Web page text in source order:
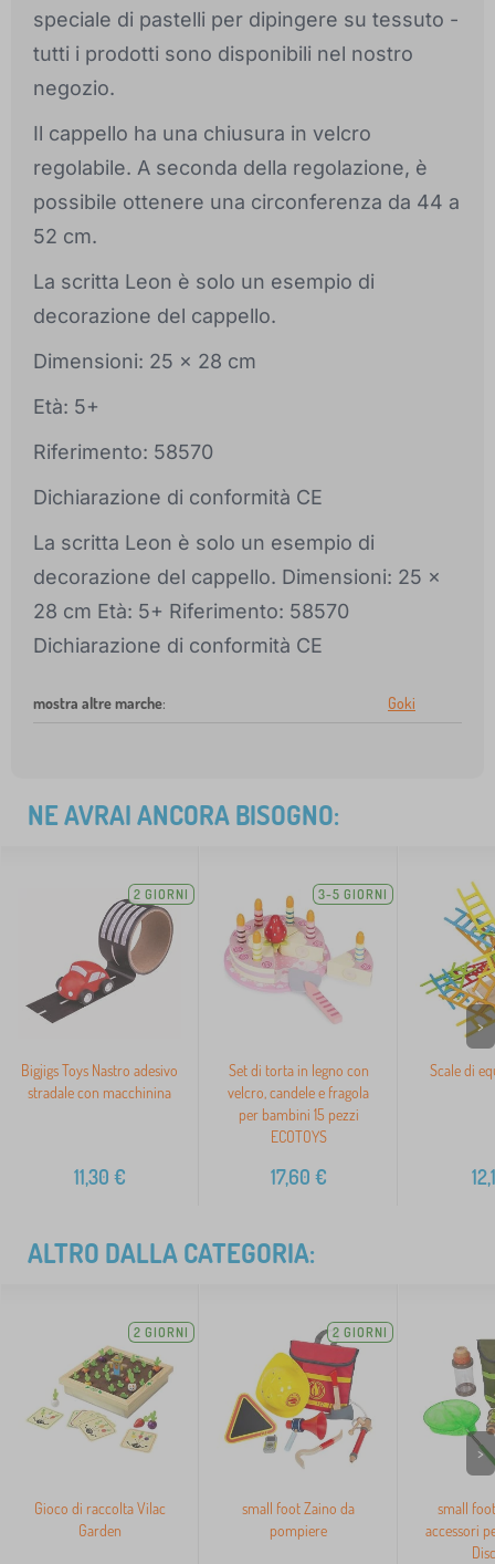
speciale di pastelli per dipingere su tessuto -
tutti i prodotti sono disponibili nel nostro
negozio.
Il cappello ha una chiusura in velcro
regolabile. A seconda della regolazione, è
possibile ottenere una circonferenza da 44 a
52 cm.
La scritta Leon è solo un esempio di
decorazione del cappello.
Dimensioni: 25 x 28 cm
Età: 5+
Riferimento: 58570
Dichiarazione di conformità CE
La scritta Leon è solo un esempio di
decorazione del cappello. Dimensioni: 25 x
28 cm Età: 5+ Riferimento: 58570
Dichiarazione di conformità CE
mostra altre marche: Goki
NE AVRAI ANCORA BISOGNO:
2 GIORNI
Bigjigs Toys Nastro adesivo
stradale con macchinina
11,30 €
3-5 GIORNI
Set di torta in legno con
velcro, candele e fragola
per bambini 15 pezzi
ECOTOYS
17,60 €
Scale di
>
ALTRO DALLA CATEGORIA:
2 GIORNI
Gioco di raccolta Vilac
Garden
2 GIORNI
small foot Zaino da
pompiere
small
accessori
>